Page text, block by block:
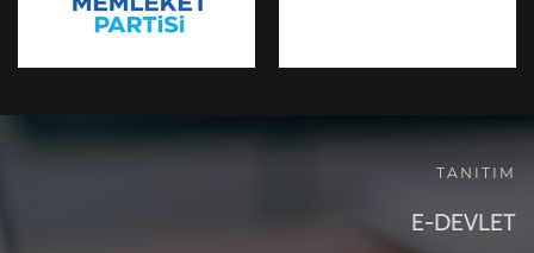
TANITIM
E-DEVLET